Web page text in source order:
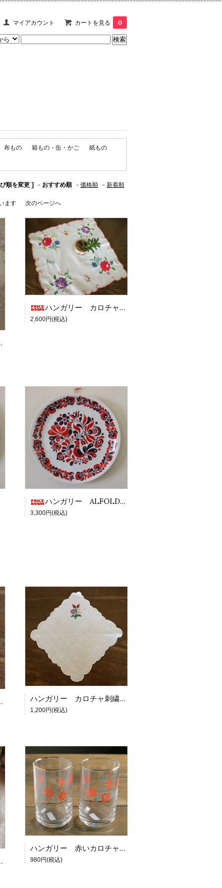
マイアカウント カートを見る 0
布もの 箱もの・缶・かご
紙もの
順を変更 ] - おすすめ順 - 価格順 - 新着順
ます 次のページへ
」1975年 A
ハンガリー カロチャ刺繍のクロス 赤と紫のお花 B品 [21338]
2,600円(税込)
ハンガリー ALFOLDI社飾り絵皿 XL 鳥と花 RE×PR
3,300円(税込)
イリー [21129] ハンガリー カロチャ刺繍のドイリー スクエア WH [21173]
1,200円(税込)
プレート YE
ハンガリー 赤いカロチャ模様のミニグラス
980円(税込)